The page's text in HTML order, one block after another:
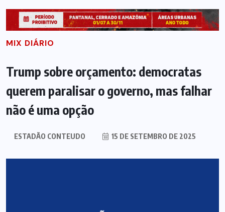
MIX DIÁRIO
Trump sobre orçamento: democratas
querem paralisar o governo, mas falhar
não é uma opção
ESTADÃO CONTEUDO 15 DE SETEMBRO DE 2025